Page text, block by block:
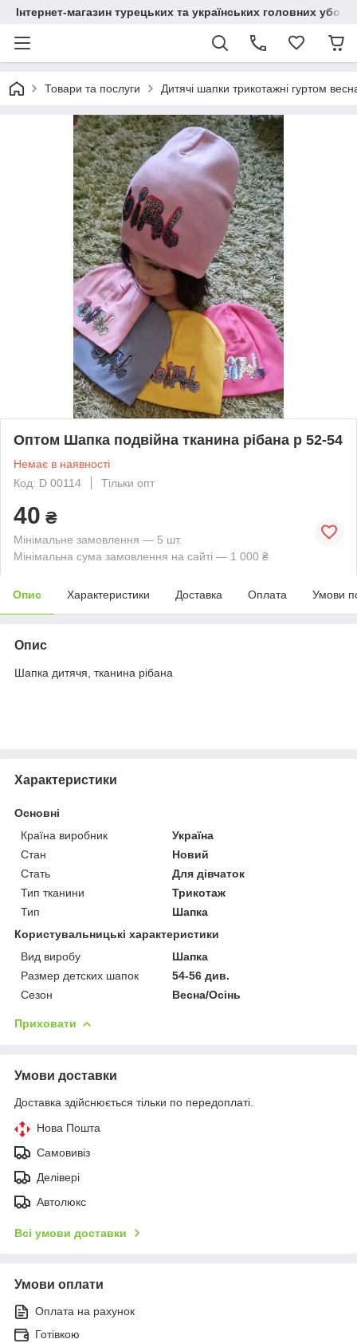
Інтернет-магазин турецьких та українських головних
Товари та послуги Дитячі шапки трикотажні гуртом
Оптом Шапка подвійна тканина рібана р 52-54
Немає в наявності
Код: D 00114
Тільки опт
40 ₴
Мінімальне замовлення — 5 шт.
Мінімальна сума замовлення на сайті — 1 000 ₴
Опис Характеристики Доставка Оплата Умови
Опис
Шапка дитячя, тканина рібана
Характеристики
Основні
Країна виробник
Україна
Стан
Новий
Стать
Для дівчаток
Тип тканини
Трикотаж
Тип
Шапка
Користувальницькі характеристики
Вид виробу
Шапка
Размер детских шапок
54-56 див.
Сезон
Весна/Осінь
Приховати
Умови доставки
Доставка здійснюється тільки по передоплаті.
Нова Пошта
Самовивіз
Делівері
Автолюкс
Всі умови доставки
Умови оплати
Оплата на рахунок
Готівкою